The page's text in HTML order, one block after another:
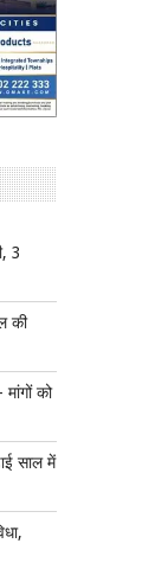
3
की
को
साल में